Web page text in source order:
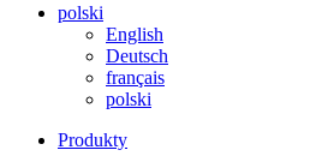
polski
English
Deutsch
français
polski
Produkty